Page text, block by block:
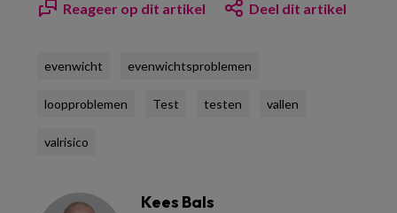
Reageer op dit artikel Deel dit artikel
evenwicht evenwichtsproblemen
loopproblemen Test testen vallen
valrisico
Kees Bals